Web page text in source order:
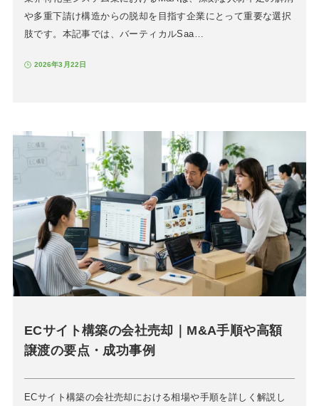
や多重下請け構造からの脱却を目指す企業にとって重要な選択
肢です。本記事では、バーティカルSaa…
2026年3月22日
ECサイト構築の会社売却｜M&A手順や高額
譲渡の要点・成功事例
ECサイト構築の会社売却における相場や手順を詳しく解説し